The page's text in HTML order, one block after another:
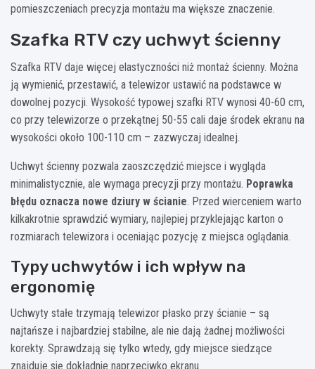
pomieszczeniach precyzja montażu ma większe znaczenie.
Szafka RTV czy uchwyt ścienny
Szafka RTV daje więcej elastyczności niż montaż ścienny. Można
ją wymienić, przestawić, a telewizor ustawić na podstawce w
dowolnej pozycji. Wysokość typowej szafki RTV wynosi 40-60 cm,
co przy telewizorze o przekątnej 50-55 cali daje środek ekranu na
wysokości około 100-110 cm – zazwyczaj idealnej.
Uchwyt ścienny pozwala zaoszczędzić miejsce i wygląda
minimalistycznie, ale wymaga precyzji przy montażu. Poprawka
błędu oznacza nowe dziury w ścianie. Przed wierceniem warto
kilkakrotnie sprawdzić wymiary, najlepiej przyklejając karton o
rozmiarach telewizora i oceniając pozycję z miejsca oglądania.
Typy uchwytów i ich wpływ na
ergonomię
Uchwyty stałe trzymają telewizor płasko przy ścianie – są
najtańsze i najbardziej stabilne, ale nie dają żadnej możliwości
korekty. Sprawdzają się tylko wtedy, gdy miejsce siedzące
znajduje się dokładnie naprzeciwko ekranu.